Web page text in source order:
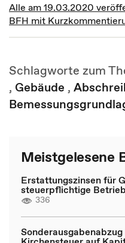
Alle am 19.03.2020
BFH mit
Schlagworte zum
, Gebäude ,
Meistgelesene
Erstattungszinsen für
steuerpflichtige
336